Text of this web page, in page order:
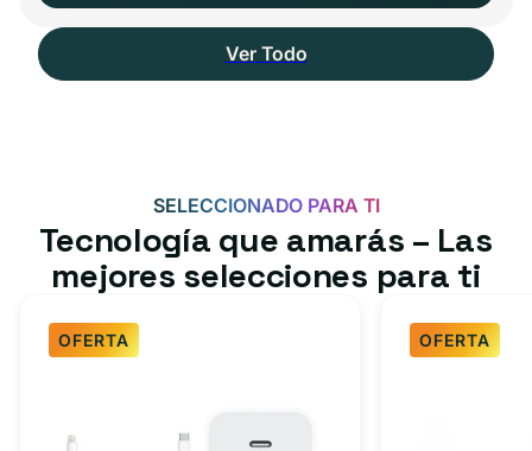
Ver Todo
SELECCIONADO PARA TI
Tecnología que amarás – Las
mejores selecciones para ti
OFERTA OFERTA